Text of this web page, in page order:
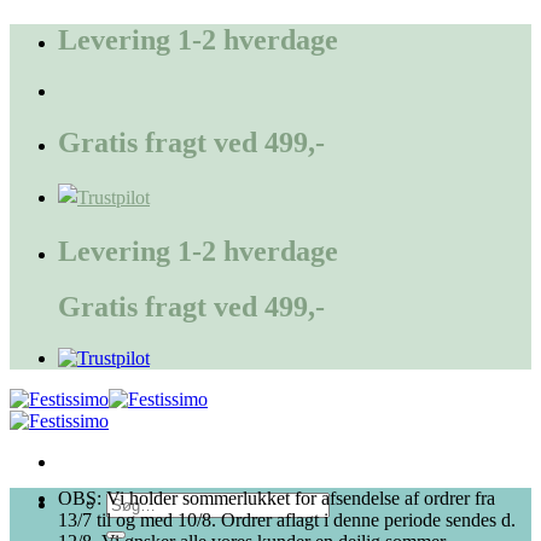
FortsætLevering 1-2 hverdage
Gratis fragt ved 499,-
Levering 1-2 hverdage
Gratis fragt ved 499,-
Søg
efter:
OBS: Vi holder sommerlukket for afsendelse af ordrer fra
13/7 til og med 10/8. Ordrer aflagt i denne periode sendes d.